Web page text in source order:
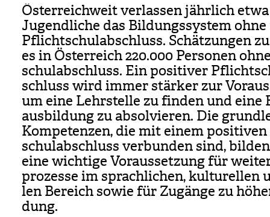
Öster­reich­weit ver­las­sen jähr­lich etwa
Jugend­li­che das Bil­dungs­sys­tem
Pflicht­schul­ab­schluss. Schät­zun­gen
es in Öster­reich 220.000 Per­so­nen
schul­ab­schluss. Ein posi­ti­ver
schluss wird immer stär­ker zur
um eine Lehr­stelle zu fin­den und
aus­bil­dung zu absol­vie­ren. Die
Kom­pe­ten­zen, die mit einem
schul­ab­schluss ver­bun­den sind,
eine wich­tige Vor­aus­set­zung für
pro­zesse im sprach­li­chen, kul­tu­rel­len
len Bereich sowie für Zugänge zu
dung.